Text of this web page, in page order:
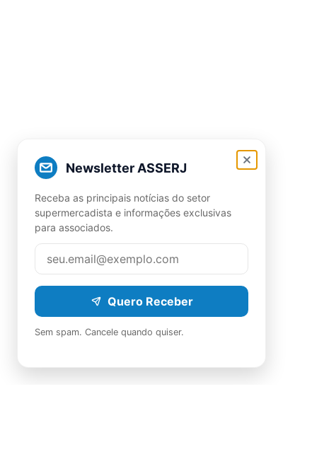
Newsletter ASSERJ
Receba as principais notícias do setor
supermercadista e informações exclusivas
para associados.
Quero Receber
Sem spam. Cancele quando quiser.